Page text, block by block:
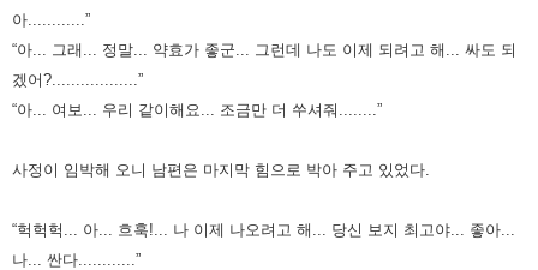
아............”
“아... 그래... 정말... 약효가 좋군... 그런데 나도 이제 되려고 해... 싸도 되
겠어?..................”
“아... 여보... 우리 같이해요... 조금만 더 쑤셔줘........”
사정이 임박해 오니 남편은 마지막 힘으로 박아 주고 있었다.
“헉헉헉... 아... 흐훅!... 나 이제 나오려고 해... 당신 보지 최고야... 좋아...
나... 싼다............”